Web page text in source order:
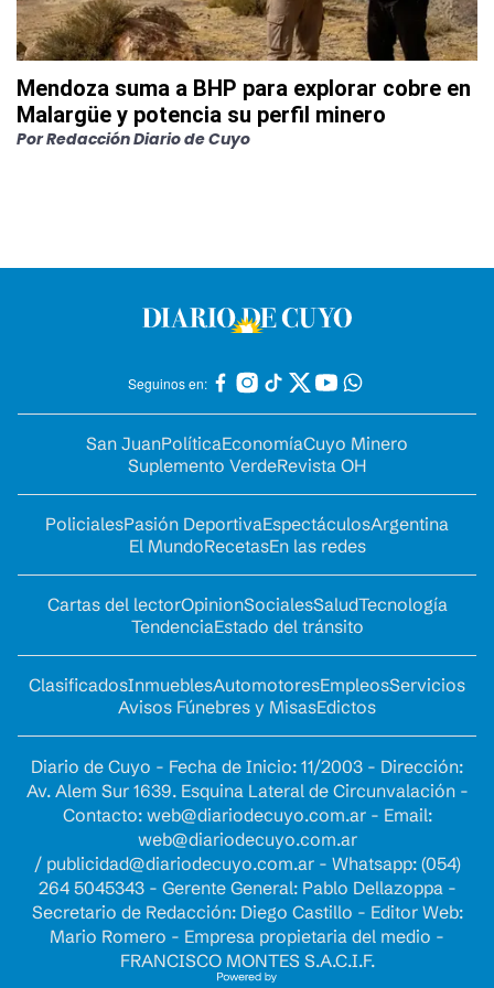
Mendoza suma a BHP para explorar cobre en
Malargüe y potencia su perfil minero
PorRedacción Diario de Cuyo
Seguinos en:
San JuanPolíticaEconomíaCuyo Minero
Suplemento VerdeRevista OH
PolicialesPasión DeportivaEspectáculosArgentina
El MundoRecetasEn las redes
Cartas del lectorOpinionSocialesSaludTecnología
TendenciaEstado del tránsito
ClasificadosInmueblesAutomotoresEmpleosServicios
Avisos Fúnebres y MisasEdictos
Diario de Cuyo - Fecha de Inicio: 11/2003 - Dirección:
Av. Alem Sur 1639. Esquina Lateral de Circunvalación -
Contacto: web@diariodecuyo.com.ar- Email:
web@diariodecuyo.com.ar
/ publicidad@diariodecuyo.com.ar- Whatsapp: (054)
264 5045343 - Gerente General: Pablo Dellazoppa -
Secretario de Redacción: Diego Castillo - Editor Web:
Mario Romero - Empresa propietaria del medio -
FRANCISCO MONTES S.A.C.I.F.